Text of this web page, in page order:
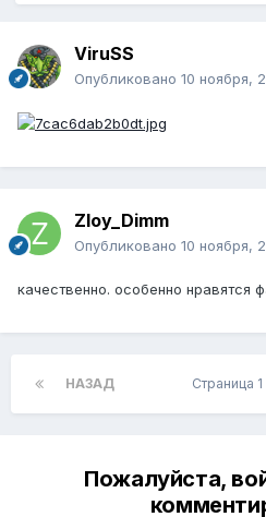
ViruSS
Опубликовано 10 ноября,
Zloy_Dimm
Опубликовано 10 ноября,
качественно. особенно нравятся
НАЗАД Страница 1
Пожалуйста,